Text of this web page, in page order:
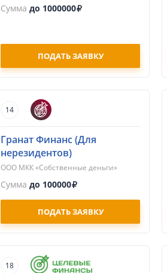
Сумма до 1000000
ПОДАТЬ ЗАЯВКУ
14
Гранат Финанс (Для
нерезидентов)
ООО МКК «Собственные деньги»
Сумма до 100000
ПОДАТЬ ЗАЯВКУ
18